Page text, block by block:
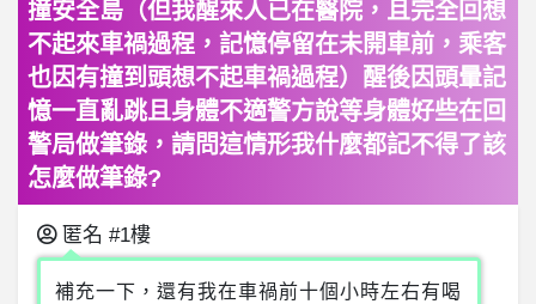
撞安全島（但我醒來人已在醫院，且完全回想
不起來車禍過程，記憶停留在未開車前，乘客
也因有撞到頭想不起車禍過程）醒後因頭暈記
憶一直亂跳且身體不適警方說等身體好些在回
警局做筆錄，請問這情形我什麼都記不得了該
怎麼做筆錄?
匿名 #1樓
補充一下，還有我在車禍前十個小時左右有喝